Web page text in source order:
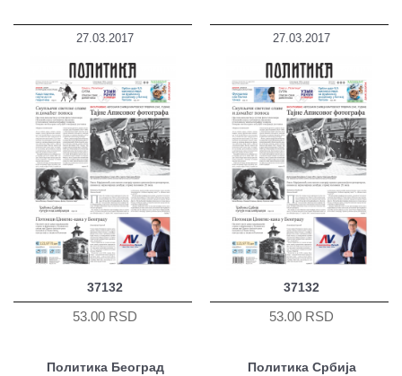
27.03.2017
37132
53.00 RSD
27.03.2017
37132
53.00 RSD
Политика Београд Политика Србија